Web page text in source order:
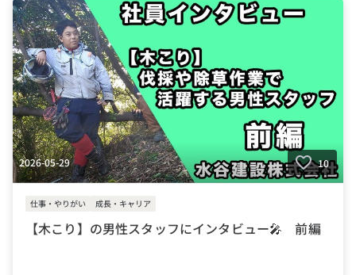
2026-05-29 10
仕事・やりがい 成長・キャリア
【木こり】の男性スタッフにインタビュー🎤 前編